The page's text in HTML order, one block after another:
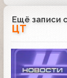
Ещё записи
ЦТ